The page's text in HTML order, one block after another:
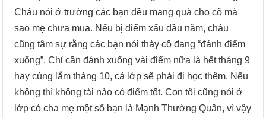
Cháu nói ở trường các bạn đều mang quà cho cô mà
sao mẹ chưa mua. Nếu bị điểm xấu đầu năm, cháu
cũng tâm sự rằng các bạn nói thày cô đang “đánh điểm
xuống”. Chỉ cần đánh xuống vài điểm nữa là hết tháng 9
hay cùng lắm tháng 10, cả lớp sẽ phải đi học thêm. Nếu
không thì không tài nào có điểm tốt. Con tôi cũng nói ở
lớp có cha mẹ một số bạn là Mạnh Thường Quân, vì vậy